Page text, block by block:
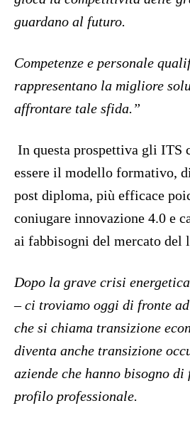
guardano al futuro.
Competenze e personale
rappresentano la migliore
affrontare tale sfida.”
In questa prospettiva gli ITS
essere il modello formativo,
post diploma, più efficace
coniugare innovazione 4.0 e
ai fabbisogni del mercato del
Dopo la grave crisi
– ci troviamo oggi di fronte
che si chiama transizione
diventa anche transizione
aziende che hanno bisogno
profilo professionale.